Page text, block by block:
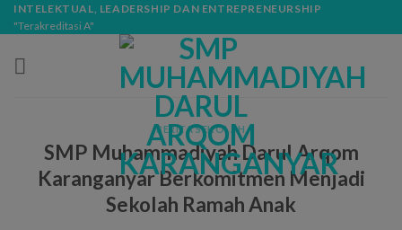
Skip
to
content
INTELEKTUAL, LEADERSHIP DAN ENTREPRENEURSHIP
"Terakreditasi A"
BERITA SEKOLAH
SMP Muhammadiyah Darul Arqom
Karanganyar Berkomitmen Menjadi
Sekolah Ramah Anak
modal-check